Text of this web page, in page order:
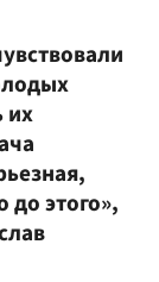
их
до этого»,